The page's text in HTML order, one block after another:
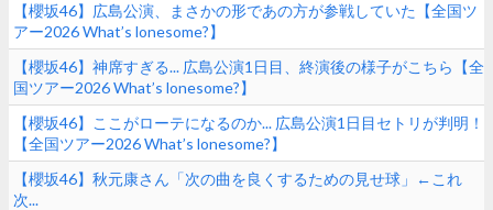
【櫻坂46】広島公演、まさかの形であの方が参戦していた【全国ツ
アー2026 What’s lonesome?】
【櫻坂46】神席すぎる... 広島公演1日目、終演後の様子がこちら【全
国ツアー2026 What’s lonesome?】
【櫻坂46】ここがローテになるのか... 広島公演1日目セトリが判明！
【全国ツアー2026 What’s lonesome?】
【櫻坂46】秋元康さん「次の曲を良くするための見せ球」←これ
次...